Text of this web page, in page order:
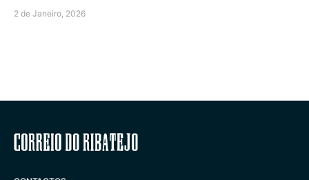
2 de Janeiro, 2026
Correio do Ribatejo